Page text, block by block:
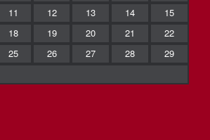
11 12 13 14
15
18 19 20 21
22
25 26 27 28
29